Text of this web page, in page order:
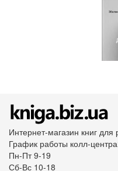
Интернет-магазин книг для
График работы колл-
Пн-Пт 9-19
Сб-Вс 10-18